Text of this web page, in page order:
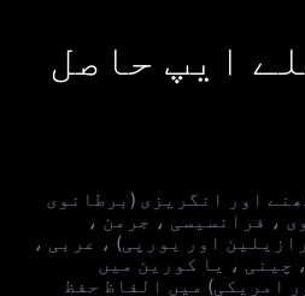
ایپ حاصل
اور انگریزی (برطانوی
، فرانسیسی ، جرمن ،
اور یورپی) ، عربی ،
چینی ، یا کورین میں
امریکی) میں الفاظ حفظ